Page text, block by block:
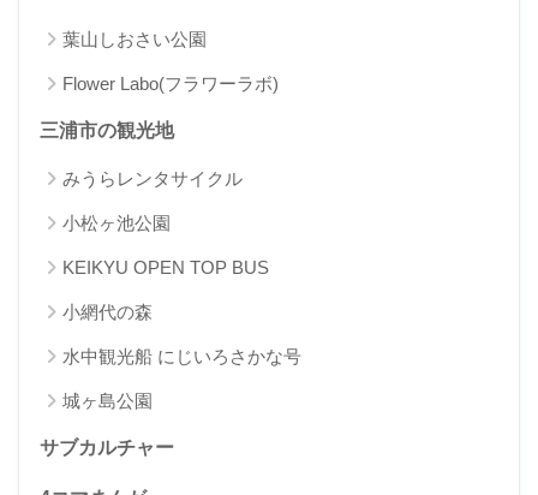
葉山しおさい公園
Flower Labo(フラワーラボ)
三浦市の観光地
みうらレンタサイクル
小松ヶ池公園
KEIKYU OPEN TOP BUS
小網代の森
水中観光船 にじいろさかな号
城ヶ島公園
サブカルチャー